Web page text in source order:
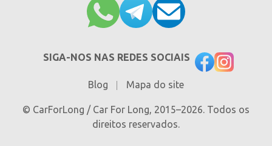
SIGA-NOS NAS REDES SOCIAIS
Blog Mapa do site
© CarForLong / Car For Long, 2015–2026. Todos os
direitos reservados.